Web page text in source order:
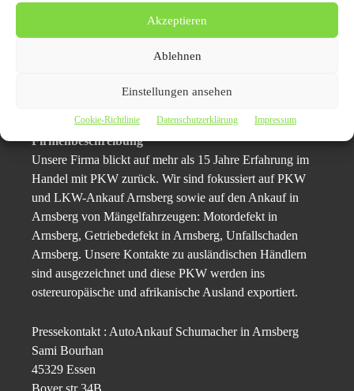
Akzeptieren
Ablehnen
Einstellungen ansehen
Cookie-Richtlinie Datenschutzerklärung Impressum
leisten einen sicheren und gewissenhaften Service bei der
Übergabe des Gebrauchtwagens.
Autoankauf Arnsberg | Autoverkauf
Firmenbeschreibung
Unsere Firma blickt auf mehr als 15 Jahre Erfahrung im
Handel mit PKW zurück. Wir sind fokussiert auf PKW
und LKW-Ankauf Arnsberg sowie auf den Ankauf in
Arnsberg von Mängelfahrzeugen: Motordefekt in
Arnsberg, Getriebedefekt in Arnsberg, Unfallschaden
Arnsberg. Unsere Kontakte zu ausländischen Händlern
sind ausgezeichnet und diese PKW werden ins
ostereuropäische und afrikanische Ausland exportiert.
Pressekontakt : AutoAnkauf Schumacher in Arnsberg
Sami Bourhan
45329 Essen